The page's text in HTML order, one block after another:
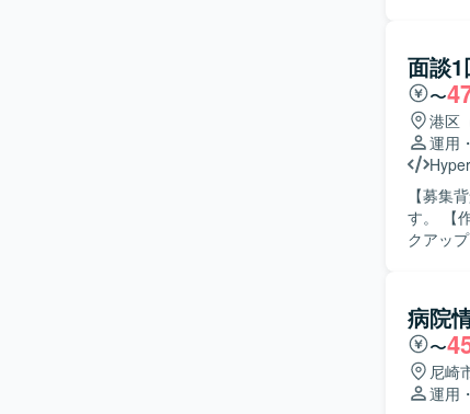
る場合
いする可能性もございま
務を進
に取り組
力】 モ
る知見
ロールの
アプリ
Linuxコ
面談1
〜
港区
運用
【募集
す。 【作業内容】 運用支援および障害対応を担当していただきます。具体的には、Veeamバッ
クアッ
きる方
と円滑に
ション
トレー
やベン
病院
〜
尼崎
運用